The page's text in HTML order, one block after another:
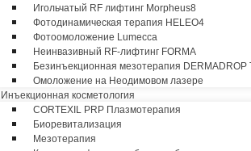
Игольчатый RF лифтинг Morpheus8
Фотодинамическая терапия HELEO4
Фотоомоложение Lumecca
Неинвазивный RF-лифтинг FORMA
Безинъекционная мезотерапия
Омоложение на Неодимовом лазере
Инъекционная косметология
CORTEXIL PRP Плазмотерапия
Биоревитализация
Мезотерапия